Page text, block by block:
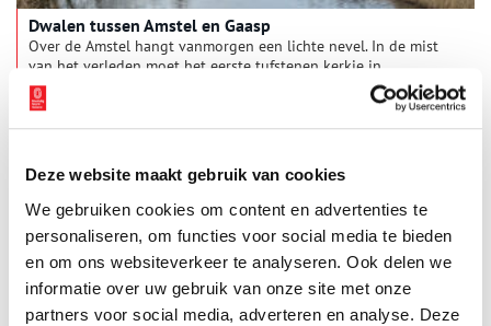
Deze website maakt gebruik van cookies
We gebruiken cookies om content en advertenties te
personaliseren, om functies voor social media te bieden
en om ons websiteverkeer te analyseren. Ook delen we
informatie over uw gebruik van onze site met onze
partners voor social media, adverteren en analyse. Deze
Dwalen tussen Amstel en Gaasp
Over de Amstel hangt vanmorgen een lichte nevel. In de mist
van het verleden moet het eerste tufstenen kerkje in
Amstelland hier, in Ouderkerk, zijn gebouwd. Rond het jaar
1100. Prima startpunt voor een tocht door de tijd. Langs de
Bullewijk naar de Gaasp en de Diem.